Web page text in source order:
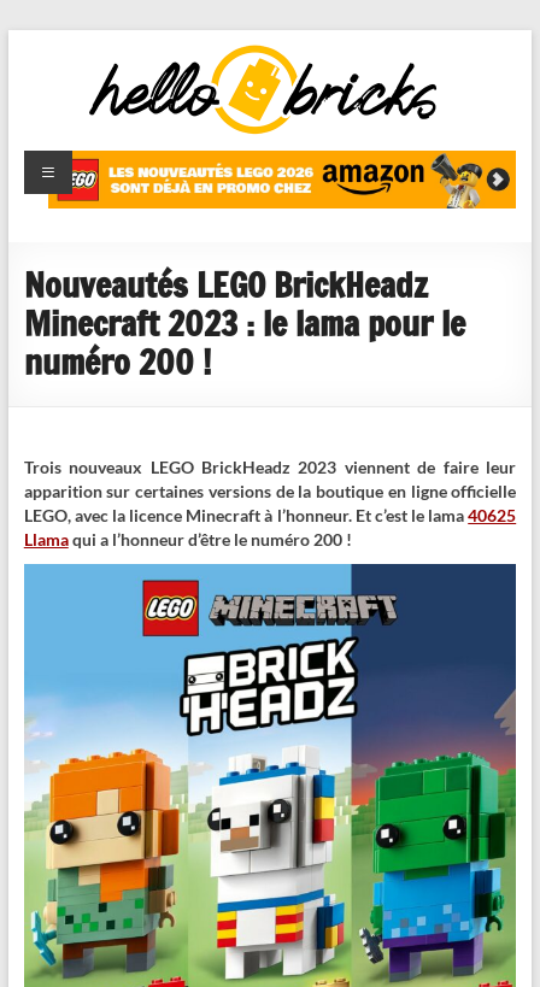
HelloBricks
Blog LEGO,
nouveaut�s
reviews
Nouveautés LEGO BrickHeadz
Minecraft 2023 : le lama pour le
numéro 200 !
Trois nouveaux LEGO BrickHeadz 2023 viennent de faire leur
apparition sur certaines versions de la boutique en ligne officielle
LEGO, avec la licence Minecraft à l’honneur. Et c’est le lama40625
Llamaqui a l’honneur d’être le numéro 200 !